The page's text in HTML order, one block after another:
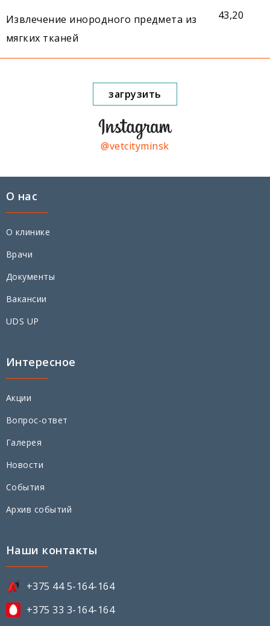
Извлечение инородного предмета из
мягких тканей
43,20
загрузить
@vetcityminsk
О нас
О клинике
Врачи
Документы
Вакансии
UDS UP
Интересное
Акции
Вопрос-ответ
Галерея
Новости
События
Архив событий
Наши контакты
+375 44 5-164-164
+375 33 3-164-164